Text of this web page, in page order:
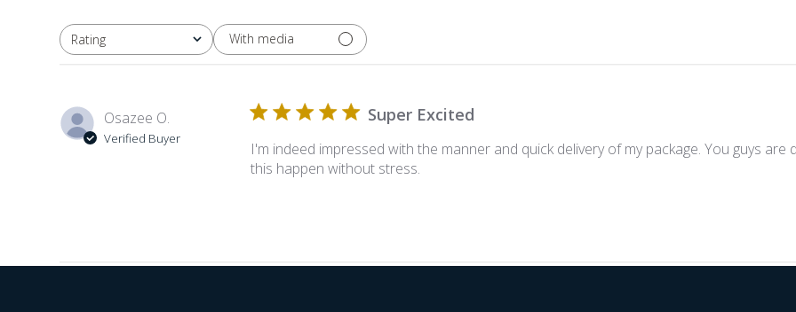
Rating
All ratings With media
Osazee O.
Verified Buyer
Super Excited
I'm indeed impressed with the manner and quick delivery of my package. You guys
this happen without stress.